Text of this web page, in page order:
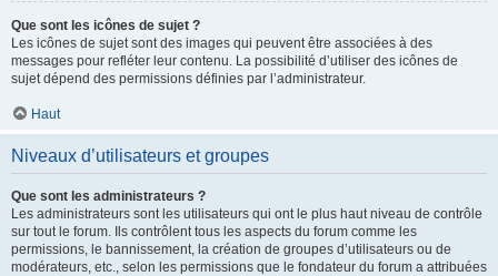
Que sont les icônes de sujet ?
Les icônes de sujet sont des images qui peuvent être associées à des
messages pour refléter leur contenu. La possibilité d’utiliser des icônes de
sujet dépend des permissions définies par l’administrateur.
Haut
Niveaux d’utilisateurs et groupes
Que sont les administrateurs ?
Les administrateurs sont les utilisateurs qui ont le plus haut niveau de contrôle
sur tout le forum. Ils contrôlent tous les aspects du forum comme les
permissions, le bannissement, la création de groupes d’utilisateurs ou de
modérateurs, etc., selon les permissions que le fondateur du forum a attribuées